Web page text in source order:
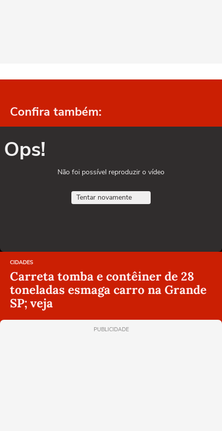
Confira também:
Ops!
Não foi possível reproduzir o vídeo
Tentar novamente
CIDADES
Carreta tomba e contêiner de 28
toneladas esmaga carro na Grande
SP; veja
PUBLICIDADE